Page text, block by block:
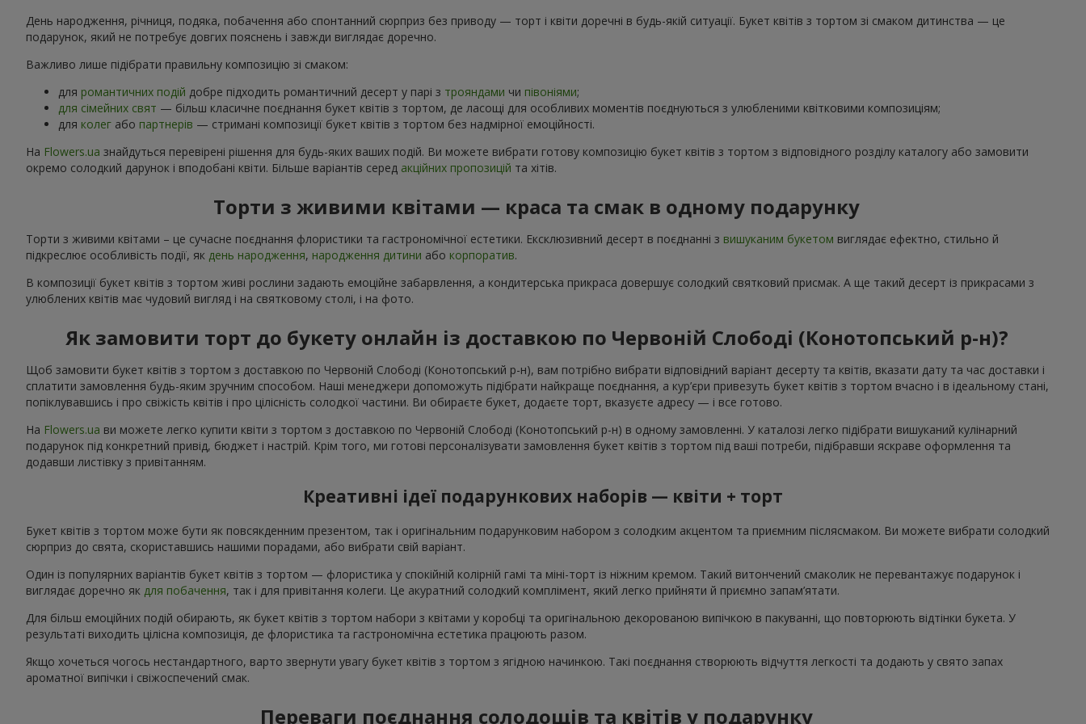
День народження, річниця, подяка, побачення або спонтанний сюрприз без приводу — торт і квіти доречні в будь-якій ситуації. Букет квітів з тортом зі смаком дитинства — це
подарунок, який не потребує довгих пояснень і завжди виглядає доречно.
Важливо лише підібрати правильну композицію зі смаком:
для романтичних подій добре підходить романтичний десерт у парі з трояндами чи півоніями;
для сімейних свят — більш класичне поєднання букет квітів з тортом, де ласощі для особливих моментів поєднуються з улюбленими квітковими композиціям;
для колег або партнерів — стримані композиції букет квітів з тортом без надмірної емоційності.
На Flowers.ua знайдуться перевірені рішення для будь-яких ваших подій. Ви можете вибрати готову композицію букет квітів з тортом з відповідного розділу каталогу або замовити
окремо солодкий дарунок і вподобані квіти. Більше варіантів серед акційних пропозицій та хітів.
Торти з живими квітами — краса та смак в одному подарунку
Торти з живими квітами – це сучасне поєднання флористики та гастрономічної естетики. Ексклюзивний десерт в поєднанні з вишуканим букетом виглядає ефектно, стильно й
підкреслює особливість події, як день народження, народження дитини або корпоратив.
В композиції букет квітів з тортом живі рослини задають емоційне забарвлення, а кондитерська прикраса довершує солодкий святковий присмак. А ще такий десерт із прикрасами з
улюблених квітів має чудовий вигляд і на святковому столі, і на фото.
Як замовити торт до букету онлайн із доставкою по Червоній Слободі (Конотопський р-н)?
Щоб замовити букет квітів з тортом з доставкою по Червоній Слободі (Конотопський р-н), вам потрібно вибрати відповідний варіант десерту та квітів, вказати дату та час доставки і
сплатити замовлення будь-яким зручним способом. Наші менеджери допоможуть підібрати найкраще поєднання, а кур’єри привезуть букет квітів з тортом вчасно і в ідеальному стані,
попіклувавшись і про свіжість квітів і про цілісність солодкої частини. Ви обираєте букет, додаєте торт, вказуєте адресу — і все готово.
На Flowers.ua ви можете легко купити квіти з тортом з доставкою по Червоній Слободі (Конотопський р-н) в одному замовленні. У каталозі легко підібрати вишуканий кулінарний
подарунок під конкретний привід, бюджет і настрій. Крім того, ми готові персоналізувати замовлення букет квітів з тортом під ваші потреби, підібравши яскраве оформлення та
додавши листівку з привітанням.
Креативні ідеї подарункових наборів — квіти + торт
Букет квітів з тортом може бути як повсякденним презентом, так і оригінальним подарунковим набором з солодким акцентом та приємним післясмаком. Ви можете вибрати солодкий
сюрприз до свята, скориставшись нашими порадами, або вибрати свій варіант.
Один із популярних варіантів букет квітів з тортом — флористика у спокійній колірній гамі та міні-торт із ніжним кремом. Такий витончений смаколик не перевантажує подарунок і
виглядає доречно як для побачення, так і для привітання колеги. Це акуратний солодкий комплімент, який легко прийняти й приємно запам’ятати.
Для більш емоційних подій обирають, як букет квітів з тортом набори з квітами у коробці та оригінальною декорованою випічкою в пакуванні, що повторюють відтінки букета. У
результаті виходить цілісна композиція, де флористика та гастрономічна естетика працюють разом.
Якщо хочеться чогось нестандартного, варто звернути увагу букет квітів з тортом з ягідною начинкою. Такі поєднання створюють відчуття легкості та додають у свято запах
ароматної випічки і свіжоспечений смак.
Переваги поєднання солодощів та квітів у подарунку